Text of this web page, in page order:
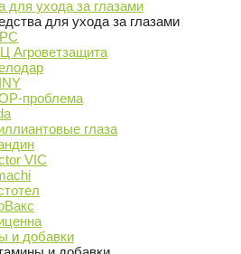
для ухода за глазами
для ухода за глазами
Агроветзащита
проблема
глаза
VIC
и добавки